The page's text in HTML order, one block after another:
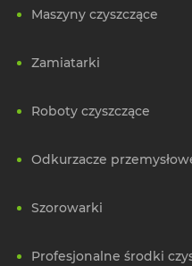
Maszyny czyszczące
Zamiatarki
Roboty czyszczące
Odkurzacze
Szorowarki
Profesjonalne środki